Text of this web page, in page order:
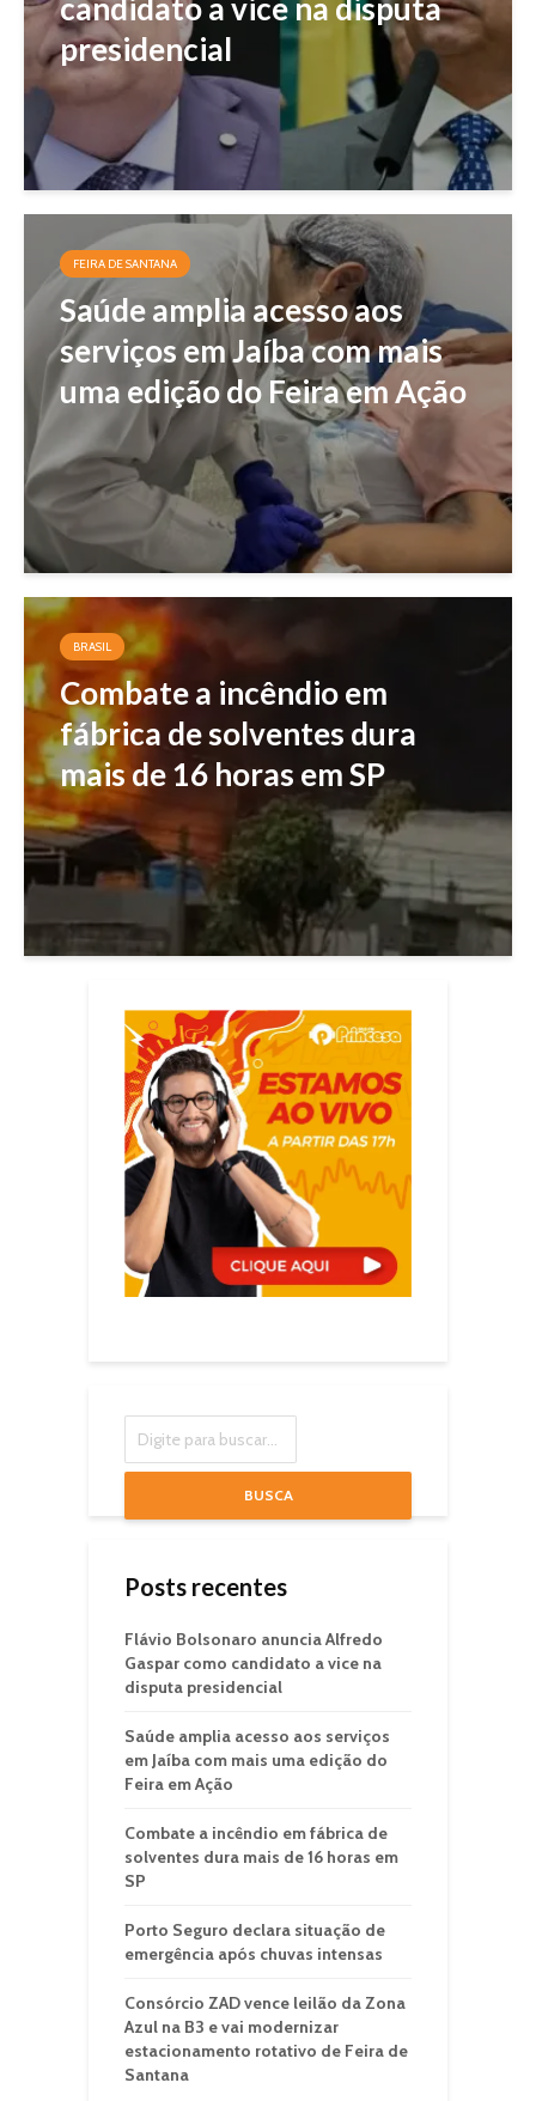
candidato a vice na disputa
presidencial
FEIRA DE SANTANA
Saúde amplia acesso aos
serviços em Jaíba com mais
uma edição do Feira em Ação
BRASIL
Combate a incêndio em
fábrica de solventes dura
mais de 16 horas em SP
BUSCA
Posts recentes
Flávio Bolsonaro anuncia Alfredo
Gaspar como candidato a vice na
disputa presidencial
Saúde amplia acesso aos serviços
em Jaíba com mais uma edição do
Feira em Ação
Combate a incêndio em fábrica de
solventes dura mais de 16 horas em
SP
Porto Seguro declara situação de
emergência após chuvas intensas
Consórcio ZAD vence leilão da Zona
Azul na B3 e vai modernizar
estacionamento rotativo de Feira de
Santana